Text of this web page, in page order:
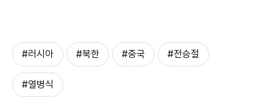
#러시아 #북한 #중국 #전승절
#열병식